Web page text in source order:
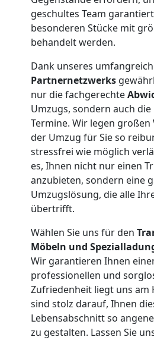
geschultes Team
besonderen Stücke mit
behandelt werden.
Dank unseres
Partnernetzwerks
nur die fachgerechte
Umzugs, sondern auch
Termine. Wir legen
der Umzug für Sie so
stressfrei wie möglich
es, Ihnen nicht nur einen
anzubieten, sondern eine
Umzugslösung, die alle
übertrifft.
Wählen Sie uns für den
Möbeln und
Wir garantieren Ihnen
professionellen und
Zufriedenheit liegt uns am
sind stolz darauf, Ihnen
Lebensabschnitt so
zu gestalten. Lassen Sie
Full-
Service-
Umzug
Wolfsberg
Qualitäts-
Umzüge
Wolfsberg
Vereinsumzug
Wolfsberg